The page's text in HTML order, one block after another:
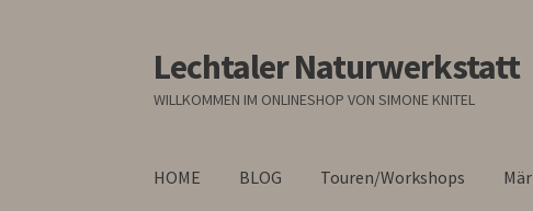
Zur
Navigation
springen
Zum
Inhalt
springen
Lechtaler Naturwerkstatt
WILLKOMMEN IM ONLINESHOP VON SIMONE KNITEL
HOME BLOG Touren/Workshops